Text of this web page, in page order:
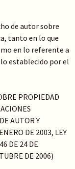
de autor sobre
tanto en lo que
en lo referente a
establecido por el
PROPIEDAD
AUTOR Y
DE 2003, LEY
DE 24 DE
DE 2006)